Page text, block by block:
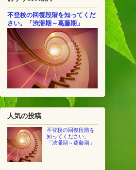
不登校の回復段階を知ってくだ
さい。「渋滞期～葛藤期」
人気の投稿
不登校の回復段階を
知ってください。
「渋滞期～葛藤期」